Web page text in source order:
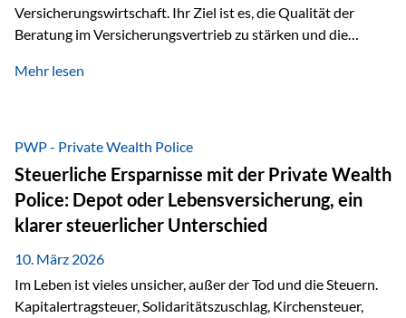
Versicherungswirtschaft. Ihr Ziel ist es, die Qualität der
Beratung im Versicherungsvertrieb zu stärken und die
Personen transparent zu dokumentieren. Seit der
Stunden pro Jahr für vertrieblich tätige Personen in der
Versicherungsbranche. Über die Weiterbildungsdatenbank
von „gut beraten“ können absolvierte Bildungsmaßnahmen
zentral erfasst und dokumentiert werden. „gut beraten“
zertifiziert Als zertifizierter Bildungsanbieter können unsere
Webinare nun für die…
Mehr lesen
PWP - Private Wealth Police
Steuerliche Ersparnisse mit der Private Wealth
Police: Depot oder Lebensversicherung, ein
klarer steuerlicher Unterschied
10. März 2026
Im Leben ist vieles unsicher, außer der Tod und die Steuern.
Kapitalertragsteuer, Solidaritätszuschlag, Kirchensteuer,